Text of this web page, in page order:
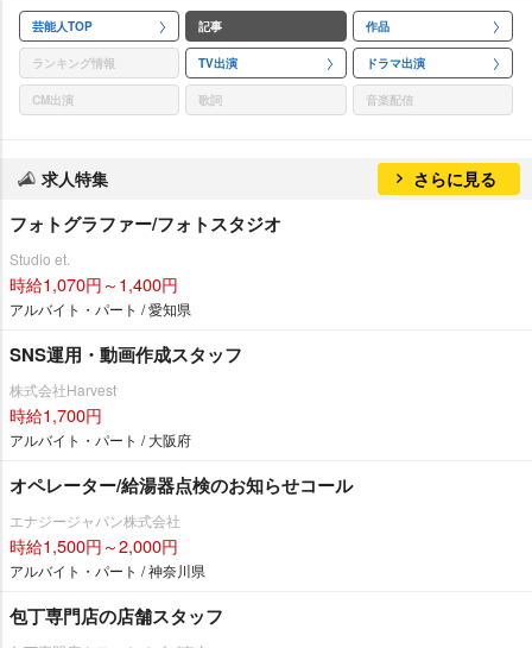
芸能人TOP 記事 作品
ランキング情報 TV出演 ドラマ出演
CM出演 歌詞 音楽配信
求人特集 さらに見る
フォトグラファー/フォトスタジオ
Studio et.
時給1,070円～1,400円
アルバイト・パート / 愛知県
SNS運用・動画作成スタッフ
株式会社Harvest
時給1,700円
アルバイト・パート / 大阪府
オペレーター/給湯器点検のお知らせコール
エナジージャパン株式会社
時給1,500円～2,000円
アルバイト・パート / 神奈川県
包丁専門店の店舗スタッフ